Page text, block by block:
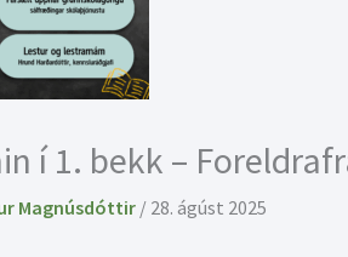
í 1. bekk –
Magnúsdóttir / 28. ágúst 2025